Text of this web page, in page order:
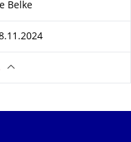
Belke